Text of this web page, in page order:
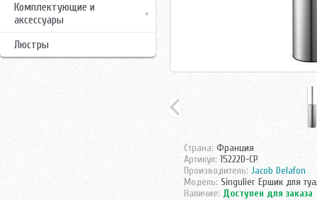
Комплектующие и
аксессуары
Люстры
Страна: Франция
Артикул: 15222D-CP
Производитель: Jacob Delafon
Модель: Singulier Ершик для
Наличие: Доступен для заказа